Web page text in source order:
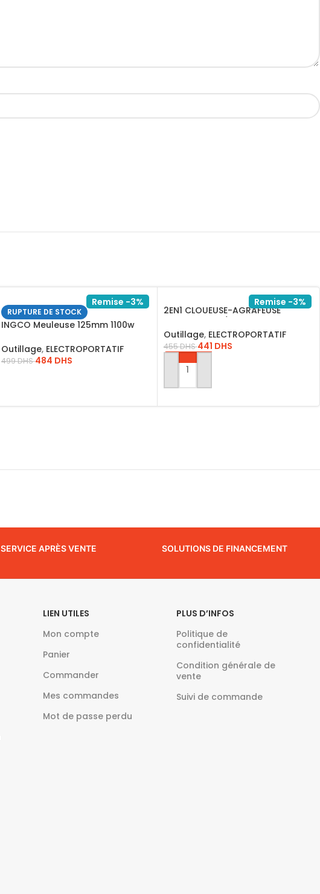
Remise -3%
RUPTURE DE STOCK
INGCO Meuleuse 125mm 1100w
Outillage, ELECTROPORTATIF
499DHS 484 DHS
Remise -3%
2EN1 CLOUEUSE-AGRAFEUSE
Outillage, ELECTROPORTATIF
455DHS441 DHS
AJOUTER AU PANIER
SERVICE APRÈS VENTE SOLUTIONS DE FINANCEMENT
LIEN UTILES
Mon compte
Panier
Commander
Mes commandes
Mot de passe perdu
PLUS D’INFOS
Politique de
confidentialité
Condition générale de
vente
Suivi de commande